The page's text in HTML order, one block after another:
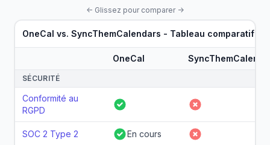
← Glissez pour comparer→
OneCal vs. SyncThemCalendars - Tableau comparatif
OneCal
SÉCURITÉ
Conformité au
RGPD
Oui Non
SOC 2 Type 2 OuiEn cours Non